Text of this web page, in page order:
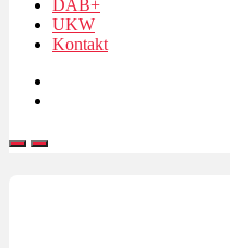
DAB+
UKW
Kontakt